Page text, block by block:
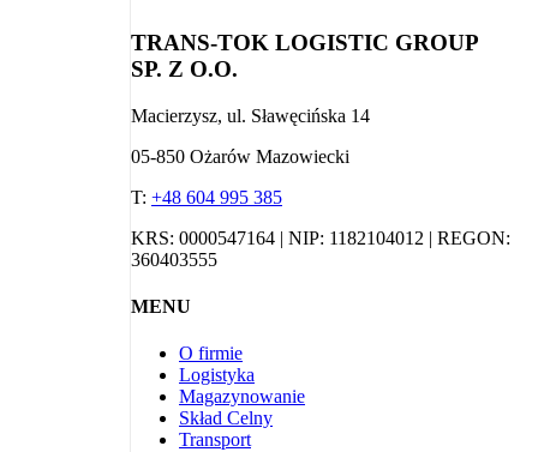
TRANS-TOK LOGISTIC GROUP
SP. Z O.O.
Macierzysz, ul. Sławęcińska 14
05-850 Ożarów Mazowiecki
T: +48 604 995 385
KRS: 0000547164 | NIP: 1182104012 | REGON:
360403555
MENU
O firmie
Logistyka
Magazynowanie
Skład Celny
Transport